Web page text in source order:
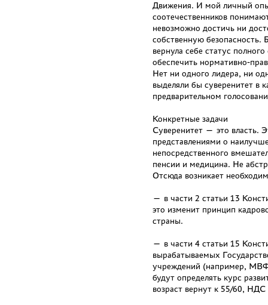
Движения. И мой личный
соотечественников
невозможно достичь ни
собственную
вернула себе статус
обеспечить нормативно-
Нет ни одного лидера, ни
выделяли бы суверенитет в
предварительном
Конкретные задачи
Суверенитет — это власть.
представлениями о
непосредственного
пенсии и медицина. Не
Отсюда возникает
— в части 2 статьи 13
это изменит принцип
страны.
— в части 4 статьи 15
вырабатываемых
учреждений (например,
будут определять курс
возраст вернут к 55/60,